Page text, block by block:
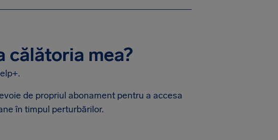
călătoria mea?
de propriul abonament pentru a accesa
în timpul perturbărilor.